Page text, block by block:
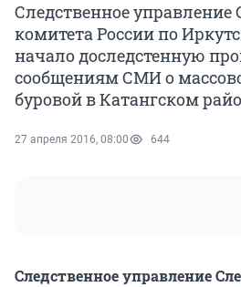
Следственное управление
комитета России по
начало доследстенную
сообщениям СМИ о
буровой в Катангском
27 апреля 2016, 08:00 644
Следственное управление